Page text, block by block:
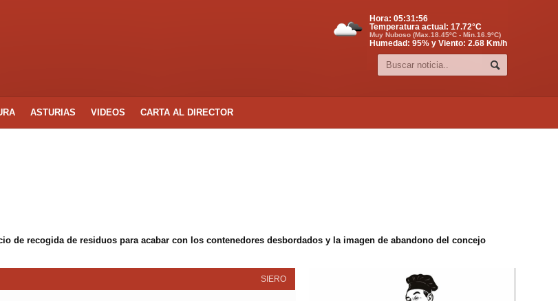
Hora: 05:31:57
Temperatura actual: 17.72°C
Muy Nuboso (Max.18.45ºC - Min.16.9ºC)
Humedad: 95% y Viento: 2.68 Km/h
ASTURIAS VIDEOS CARTA AL DIRECTOR
de recogida de residuos para acabar con los contenedores desbordados y la imagen de abandono del concejo
SIERO